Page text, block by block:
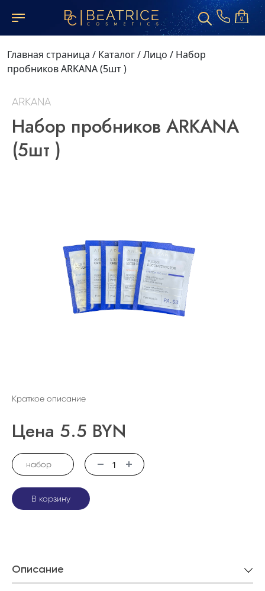
0
Главная страница / Каталог/Лицо / Набор
пробников ARKANA (5шт )
ARKANA
Набор пробников ARKANA
(5шт )
Краткое описание
Цена 5.5 BYN
набор
В корзину
Описание